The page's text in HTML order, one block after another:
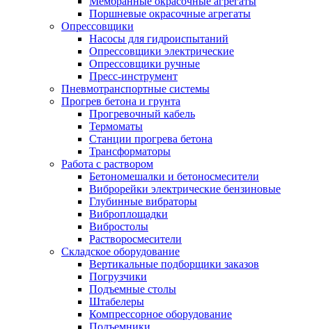
Поршневые окрасочные агрегаты
Опрессовщики
Насосы для гидроиспытаний
Опрессовщики электрические
Опрессовщики ручные
Пресс-инструмент
Пневмотранспортные системы
Прогрев бетона и грунта
Прогревочный кабель
Термоматы
Станции прогрева бетона
Трансформаторы
Работа с раствором
Бетономешалки и бетоносмесители
Виброрейки электрические бензиновые
Глубинные вибраторы
Виброплощадки
Вибростолы
Растворосмесители
Складское оборудование
Вертикальные подборщики заказов
Погрузчики
Подъемные столы
Штабелеры
Компрессорное оборудование
Подъемники